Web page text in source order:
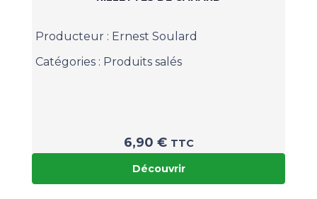
Producteur : Ernest Soulard
Catégories : Produits salés
6,90 € TTC
Découvrir